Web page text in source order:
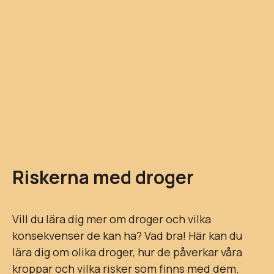
Riskerna med droger
Vill du lära dig mer om droger och vilka
konsekvenser de kan ha? Vad bra! Här kan du
lära dig om olika droger, hur de påverkar våra
kroppar och vilka risker som finns med dem.